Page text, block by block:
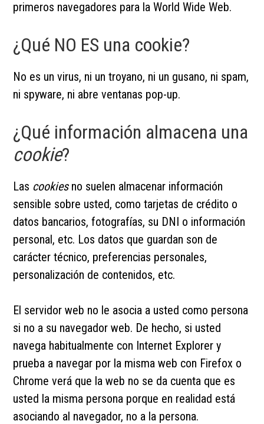
primeros navegadores para la World Wide Web.
¿Qué NO ES una cookie?
No es un virus, ni un troyano, ni un gusano, ni spam,
ni spyware, ni abre ventanas pop-up.
¿Qué información almacena una
cookie?
Las cookiesno suelen almacenar información
sensible sobre usted, como tarjetas de crédito o
datos bancarios, fotografías, su DNI o información
personal, etc. Los datos que guardan son de
carácter técnico, preferencias personales,
personalización de contenidos, etc.
El servidor web no le asocia a usted como persona
si no a su navegador web. De hecho, si usted
navega habitualmente con Internet Explorer y
prueba a navegar por la misma web con Firefox o
Chrome verá que la web no se da cuenta que es
usted la misma persona porque en realidad está
asociando al navegador, no a la persona.